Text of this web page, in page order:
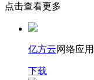
点击查看更多
亿方云网络应用
下载